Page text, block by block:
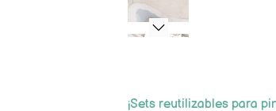
¡Sets reutilizables para